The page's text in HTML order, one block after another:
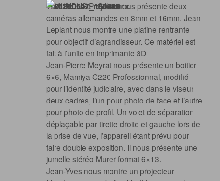
Tour de table : Gilles nous présente deux
caméras allemandes en 8mm et 16mm. Jean
Leplant nous montre une platine rentrante
pour objectif d’agrandisseur. Ce matériel est
fait à l’unité en imprimante 3D
Jean-Pierre Meyrat nous présente un boitier
6×6, Mamiya C220 Professionnal, modifié
pour l’identité judiciaire, avec dans le viseur
deux cadres, l’un pour photo de face et l’autre
pour photo de profil. Un volet de séparation
déplaçable par tirette droite et gauche lors de
la prise de vue, l’appareil étant prévu pour
faire double exposition. Il nous présente une
jumelle stéréo Murer format 6×13.
Jean-Yves nous montre un projecteur